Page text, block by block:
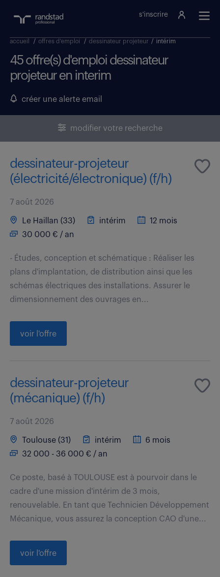
s'inscrire
accueil / offres d'emploi / dessinateur projeteur / intérim
45 offre(s) d'emploi dessinateur
projeteur en interim
créer une alerte email
modifier votre recherche
dessinateur-projeteur
(électricité/électronique) (f/h)
7 août 2026
Le Haillan (33) intérim
12 mois
30 000 € / an
- Études, conception et schématique : Réaliser les
plans d'implantation, de distribution ainsi que les
schémas électriques des installations. Assurer le
dimensionnement des ouvrages en...
voir l'offre
dessinateur-projeteur
(mécanique) (f/h)
7 août 2026
Toulouse (31) intérim
6 mois
32 000 - 36 000 € / an
Ce poste, basé à TOULOUSE est à pourvoir dans le
cadre d'une mission d'intérim de 3 mois,
renouvelable. En tant que Technicien Développement
Mécanique, vous assurez la conception CAO d'une...
voir l'offre